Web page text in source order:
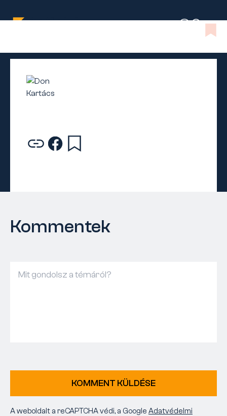
Kommentek
KOMMENT KÜLDÉSE
A weboldalt a reCAPTCHA védi, a Google Adatvédelmi